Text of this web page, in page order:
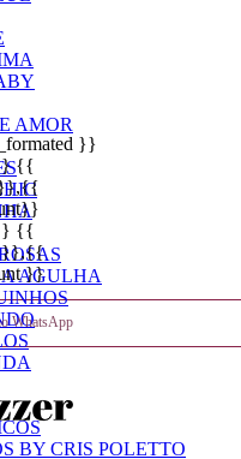
AMOR
AGULHA
BY CRIS POLETTO
}}
{{
,{{
{{
}},{{
}}
WhatsApp